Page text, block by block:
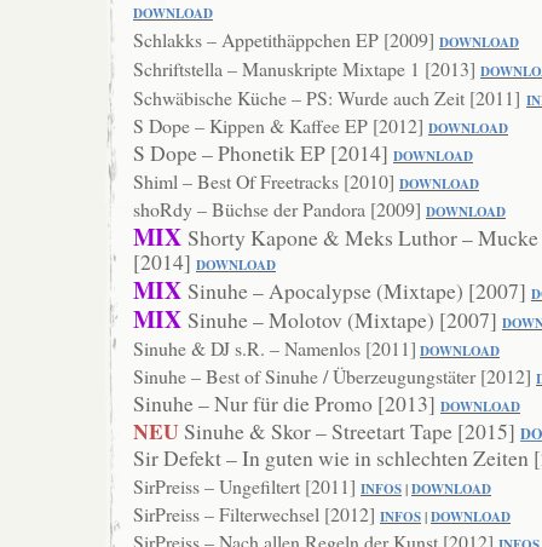
DOWNLOAD
Schlakks – Appetithäppchen EP [2009] DOWNLOAD
Schriftstella – Manuskripte Mixtape 1 [2013]
Schwäbische Küche – PS: Wurde auch Zeit [2011]
S Dope – Kippen & Kaffee EP [2012] DOWNLOAD
S Dope – Phonetik EP [2014] DOWNLOAD
Shiml – Best Of Freetracks [2010] DOWNLOAD
shoRdy – Büchse der Pandora [2009] DOWNLOAD
MIX Shorty Kapone & Meks Luthor –
[2014] DOWNLOAD
MIX Sinuhe – Apocalypse (Mixtape) [2007]
MIX Sinuhe – Molotov (Mixtape) [2007]
Sinuhe & DJ s.R. – Namenlos [2011] DOWNLOAD
Sinuhe – Best of Sinuhe / Überzeugungstäter [2012]
Sinuhe – Nur für die Promo [2013] DOWNLOAD
NEUSinuhe & Skor – Streetart Tape [2015]
Sir Defekt – In guten wie in schlechten Zeiten
SirPreiss – Ungefiltert [2011] INFOS|DOWNLOAD
SirPreiss – Filterwechsel [2012] INFOS|DOWNLOAD
SirPreiss – Nach allen Regeln der Kunst [2012]